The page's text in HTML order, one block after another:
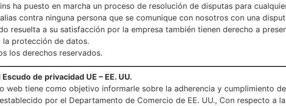
ha puesto en marcha un proceso de resolución de disputas para
contra ninguna persona que se comunique con nosotros con una
resuelta a su satisfacción por la empresa también tienen derecho a
la protección de datos.
los derechos reservados.
de privacidad UE – EE. UU.
web tiene como objetivo informarle sobre la adherencia y cumplimiento
por el Departamento de Comercio de EE. UU., Con respecto a